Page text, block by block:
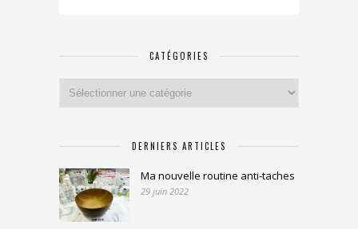
CATÉGORIES
DERNIERS ARTICLES
Ma nouvelle routine anti-taches
29 juin 2022